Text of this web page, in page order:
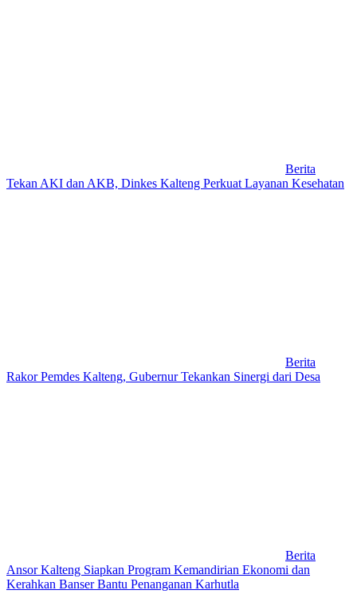
Berita
Tekan AKI dan AKB, Dinkes Kalteng Perkuat Layanan Kesehatan
Berita
Rakor Pemdes Kalteng, Gubernur Tekankan Sinergi dari Desa
Berita
Ansor Kalteng Siapkan Program Kemandirian Ekonomi dan
Kerahkan Banser Bantu Penanganan Karhutla